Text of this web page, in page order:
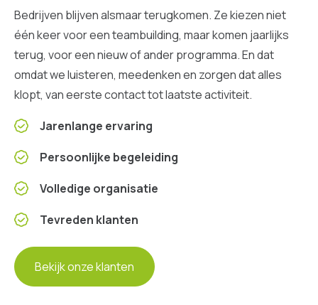
Bedrijven blijven alsmaar terugkomen. Ze kiezen niet
één keer voor een teambuilding, maar komen jaarlijks
terug, voor een nieuw of ander programma. En dat
omdat we luisteren, meedenken en zorgen dat alles
klopt, van eerste contact tot laatste activiteit.
Jarenlange ervaring
Persoonlijke begeleiding
Volledige organisatie
Tevreden klanten
Bekijk onze klanten